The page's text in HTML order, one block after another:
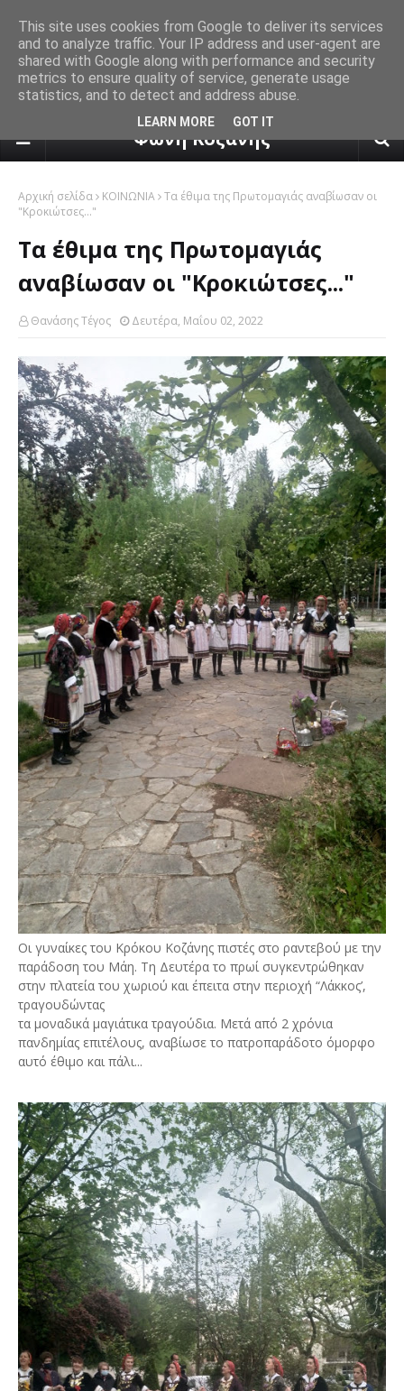
πρόγνωση καιρού από το
Φωνή Κοζάνης
Αρχική σελίδα ΚΟΙΝΩΝΙΑ Τα έθιμα της Πρωτομαγιάς αναβίωσαν οι
"Κροκιώτσες..."
Τα έθιμα της Πρωτομαγιάς
αναβίωσαν οι "Κροκιώτσες..."
Θανάσης Τέγος Δευτέρα, Μαΐου 02, 2022
Οι γυναίκες του Κρόκου Κοζάνης πιστές στο ραντεβού με την
παράδοση του Μάη. Τη Δευτέρα το πρωί συγκεντρώθηκαν
στην πλατεία του χωριού και έπειτα στην περιοχή “Λάκκος’,
τραγουδώντας
τα μοναδικά μαγιάτικα τραγούδια. Μετά από 2 χρόνια
πανδημίας επιτέλους, αναβίωσε το πατροπαράδοτο όμορφο
αυτό έθιμο και πάλι...
This site uses cookies from Google to deliver its services
and to analyze traffic. Your IP address and user-agent are
shared with Google along with performance and security
metrics to ensure quality of service, generate usage
statistics, and to detect and address abuse.
LEARN MORE GOT IT